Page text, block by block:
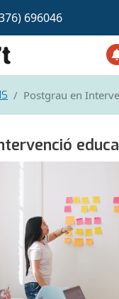
696046
Postgrau en